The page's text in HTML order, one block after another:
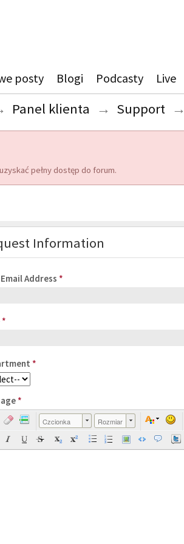
posty Blogi Podcasty Live
Panel klienta → Support →
pełny dostęp do forum.
Information
Address *
*
*
*
Czcionka Rozmiar